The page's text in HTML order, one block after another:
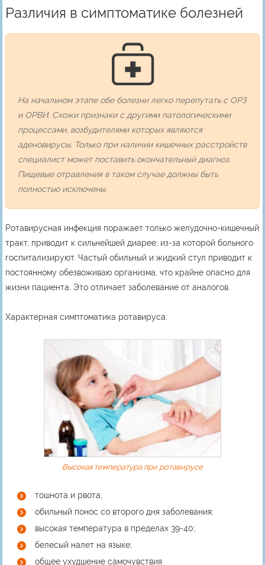
Различия в симптоматике болезней
На начальном этапе обе болезни легко перепутать с ОРЗ
и ОРВИ. Схожи признаки с другими патологическими
процессами, возбудителями которых являются
аденовирусы. Только при наличии кишечных расстройств
специалист может поставить окончательный диагноз.
Пищевые отравления в таком случае должны быть
полностью исключены.
Ротавирусная инфекция поражает только желудочно-кишечный
тракт, приводит к сильнейшей диарее, из-за которой больного
госпитализируют. Частый обильный и жидкий стул приводит к
постоянному обезвоживаю организма, что крайне опасно для
жизни пациента. Это отличает заболевание от аналогов.
Характерная симптоматика ротавируса:
Высокая температура при ротавирусе
тошнота и рвота;
обильный понос со второго дня заболевания;
высокая температура в пределах 39-40;
белесый налет на языке;
общее ухудшение самочувствия.